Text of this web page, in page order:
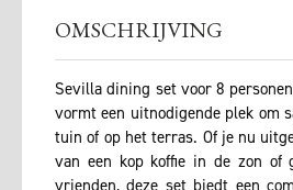
OMSCHRIJVING
Sevilla dining set voor 8
vormt een uitnodigende plek om
tuin of op het terras. Of je nu
van een kop koffie in de zon of